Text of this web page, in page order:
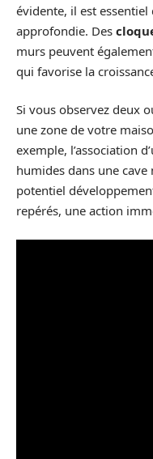
évidente, il est
approfondie. Des
murs peuvent
qui favorise la
Si vous observez deux
une zone de votre
exemple, l’association
humides dans une
potentiel
repérés, une action